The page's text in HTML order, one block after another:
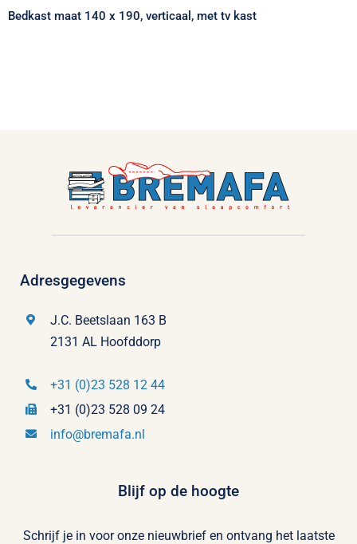
Bedkast maat 140 x 190, verticaal, met tv kast
Adresgegevens
J.C. Beetslaan 163 B
2131 AL Hoofddorp
+31 (0)23 528 12 44
+31 (0)23 528 09 24
info@bremafa.nl
Blijf op de hoogte
Schrijf je in voor onze nieuwbrief en ontvang het laatste